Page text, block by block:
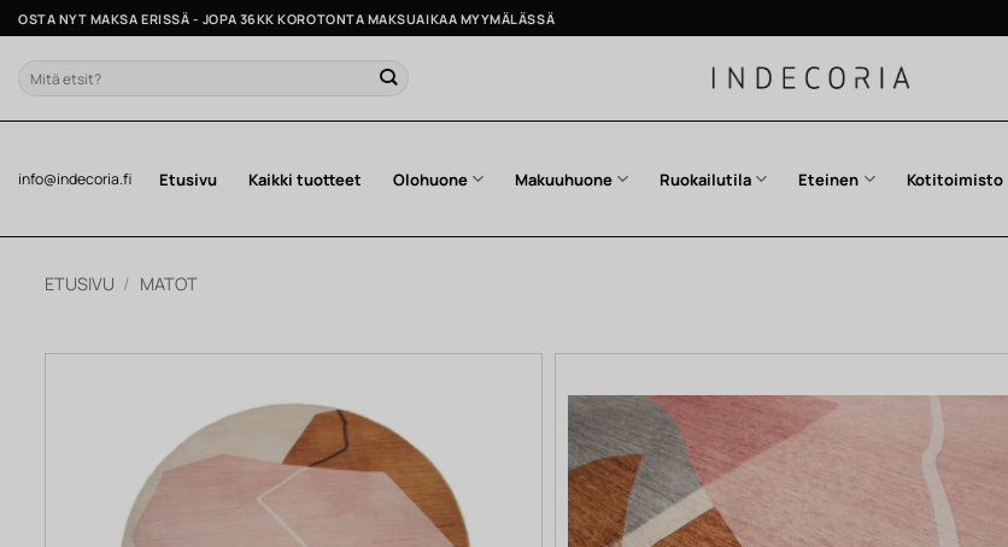
Skip
to
content
OSTA NYT MAKSA ERISSÄ - JOPA 36KK KOROTONTA MAKSUAIKAA MYYMÄLÄSSÄ
Etsi:
info@indecoria.fi Etusivu Kaikki tuotteet Olohuone Makuuhuone Ruokailutila Eteinen Kotitoimisto
ETUSIVU / MATOT